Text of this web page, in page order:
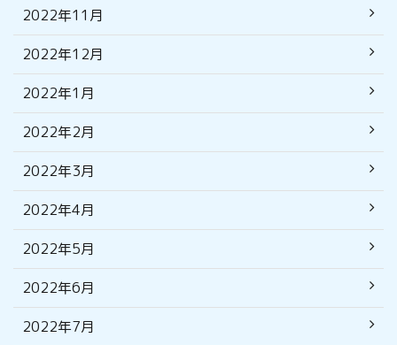
2022年11月
2022年12月
2022年1月
2022年2月
2022年3月
2022年4月
2022年5月
2022年6月
2022年7月